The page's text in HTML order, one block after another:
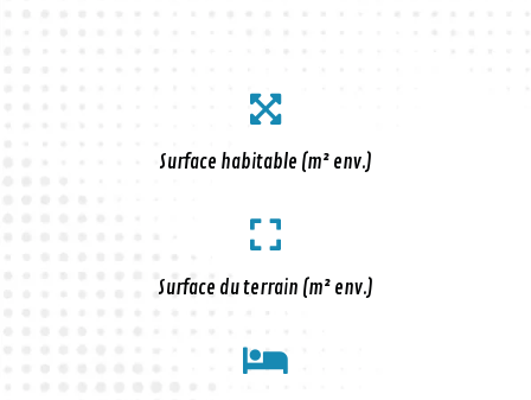
Surface habitable (m² env.)
Surface du terrain (m² env.)